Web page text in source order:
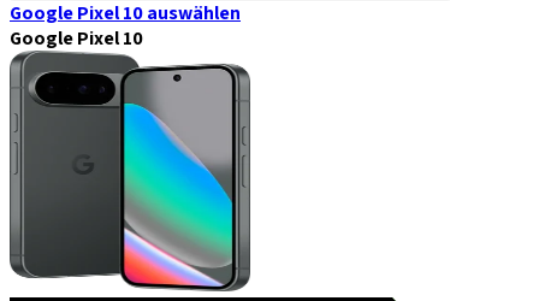
Google Pixel 10auswählen
Google Pixel 10